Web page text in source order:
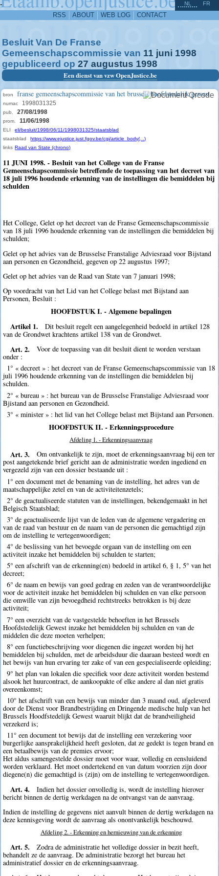
-
RSS ABOUT WEB LOG CONTACT
NL FR
Besluit Van De Franse
Gemeenschapscommissie van 11 juni 1998
gepubliceerd op 27 augustus 1998
Een dienst van vzw OpenJustice.be
bron franse gemeenschapscommissie van het brussels hoofdstedelijk gewest
numac 1998031325
pub. 27/08/1998
prom. 11/06/1998
ELI
eli/besluit/1998/06/11/1998031325/staatsblad
staatsblad
https://www.ejustice.just.fgov.be/cgi/article_body(...)
links Raad van State (chrono)
11 JUNI 1998. - Besluit van het College van de Franse
Gemeenschapscommissie betreffende de toepassing van het decreet van
18 juli 1996 houdende erkenning van de instellingen die bemiddelen bij
schulden
Het College, Gelet op het decreet van de Franse Gemeenschapscommissie
van 18 juli 1996 houdende erkenning van de instellingen die bemiddelen bij
schulden;
Gelet op het advies van de Brusselse Franstalige Adviesraad voor Bijstand
aan personen en Gezondheid, gegeven op 22 augustus 1997;
Gelet op het advies van de Raad van State van 7 januari 1998;
Op voordracht van het Lid van het College belast met Bijstand aan
Personen, Besluit :
HOOFDSTUK I. - Algemene bepalingen
Artikel 1.
Dit besluit regelt een aangelegenheid bedoeld in artikel 128
van de Grondwet krachtens artikel 138 van de Grondwet.
Art. 2.
Voor de toepassing van dit besluit dient te worden verstaan
onder :
1° « decreet » : het decreet van de Franse Gemeenschapscommissie van 18
juli 1996 houdende erkenning van de instellingen die bemiddelen bij
schulden.
2° « bureau » : het bureau van de Brusselse Franstalige Adviesraad voor
Bjistand aan personen en Gezondheid.
3° « minister » : het lid van het College belast met Bijstand aan Personen.
HOOFDSTUK II. - Erkenningsprocedure
Afdeling 1. - Erkenningsaanvraag
Art. 3.
Om ontvankelijk te zijn, moet de erkenningsaanvraag bij een ter
post aangetekende brief gericht aan de administratie worden ingediend en
vergezeld zijn van een dossier bestaande uit :
1° een document met de benaming van de instelling, het adres van de
maatschappelijke zetel en van de activiteitenzetels;
2° de geactualiseerde statuten van de instellingen, bekendgemaakt in het
Belgisch Staatsblad;
3° de geactualiseerde lijst van de leden van de algemene vergadering en
van de raad van bestuur en de naam van de personen die gemachtigd zijn
om de instelling te vertegenwoordigen;
4° de beslissing van het bevoegde orgaan van de instelling om een
activiteit inzake het bemiddelen bij schulden te starten;
5° een afschrift van de erkenning(en) bedoeld in artikel 6, § 1, 5° van het
decreet;
6° de naam en bewijs van goed gedrag en zeden van de verantwoordelijke
voor de activiteit inzake het bemiddelen bij schulden en van elke persoon
die omwille van zijn bevoegdheid rechtstreeks betrokken is bij deze
activiteit;
7° een overzicht van de vastgestelde behoeften in het Brussels
Hoofdstedelijk Gewest inzake het bemiddelen bij schulden en van de
middelen die deze moeten verhelpen;
8° een functiebeschrijving voor diegenen die ingezet worden bij het
bemiddelen bij schulden, met de arbeidsduur die daaraan besteed wordt en
het bewijs van hun ervaring ter zake of van een gespecialiseerde opleiding;
9° het plan van lokalen die specifiek voor deze activiteit worden bestemd
alsook het huurcontract, de aankoopakte of elke andere al dan niet gratis
overeenkomst;
10° het afschrift van een bewijs van minder dan 3 maand oud, afgeleverd
door de Dienst voor Brandbestrijding en Dringende medische hulp van het
Brussels Hoodfstedelijk Gewest waaruit blijkt dat de brandveiligheid
verzekerd is;
11° een document tot bewijs dat de instelling een verzekering voor
burgerlijke aansprakelijkheid heeft gesloten, dat ze gedekt is tegen brand en
een betaalbewijs van de premies ervoor;
Het aldus samengestelde dossier moet voor waar, volledig en eensluidend
worden verklaard. Het moet ondertekend en van datum voorzien zijn door
diegene(n) die gemachtigd is (zijn) om de instelling te vertegenwoordigen.
Art. 4.
Indien het dossier onvolledig is, wordt de instelling hierover
bericht binnen de dertig werkdagen na de ontvangst van de aanvraag.
Indien de instelling de gegevens niet aanvult binnen de dertig werkdagen na
deze kennisgeving wordt de aanvraag als onontvankelijk beschouwd.
Afdeling 2. - Erkenning en hernieuwing van de erkenning
Art. 5.
Zodra de administratie het volledige dossier in bezit heeft,
behandelt ze de aanvraag. De administratie bezorgt het bureau het
administratief dossier en de erkenningsaanvraag.
^